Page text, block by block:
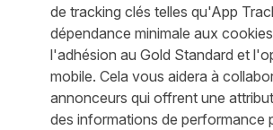
de tracking clés telles qu'App
dépendance minimale aux
l'adhésion au Gold Standard et
mobile. Cela vous aidera à
annonceurs qui offrent une
des informations de performance